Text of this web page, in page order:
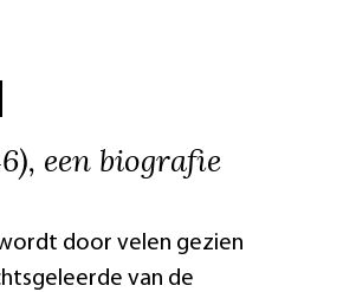
een biografie
door velen gezien
van de